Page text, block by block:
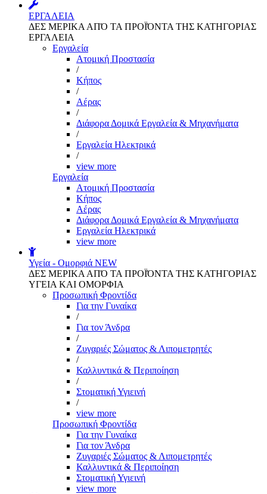
ΕΡΓΑΛΕΙΑ
ΔΕΣ ΜΕΡΙΚΑ ΑΠΌ ΤΑ ΠΡΟΪΌΝΤΑ ΤΗΣ ΚΑΤΗΓΟΡΙΑΣ
ΕΡΓΑΛΕΙΑ
Εργαλεία
Aτομική Προστασία
/
Kήπος
/
Αέρας
/
Διάφορα Δομικά Εργαλεία & Μηχανήματα
/
Εργαλεία Ηλεκτρικά
/
view more
Εργαλεία
Aτομική Προστασία
Kήπος
Αέρας
Διάφορα Δομικά Εργαλεία & Μηχανήματα
Εργαλεία Ηλεκτρικά
view more
Υγεία - Ομορφιά NEW
ΔΕΣ ΜΕΡΙΚΑ ΑΠΌ ΤΑ ΠΡΟΪΌΝΤΑ ΤΗΣ ΚΑΤΗΓΟΡΙΑΣ
ΥΓΕΙΑ ΚΑΙ ΟΜΟΡΦΙΑ
Προσωπική Φροντίδα
Για την Γυναίκα
/
Για τον Άνδρα
/
Ζυγαριές Σώματος & Λιπομετρητές
/
Καλλυντικά & Περιποίηση
/
Στοματική Υγιεινή
/
view more
Προσωπική Φροντίδα
Για την Γυναίκα
Για τον Άνδρα
Ζυγαριές Σώματος & Λιπομετρητές
Καλλυντικά & Περιποίηση
Στοματική Υγιεινή
view more